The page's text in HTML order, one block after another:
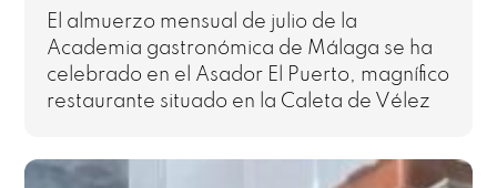
El almuerzo mensual de julio de la
Academia gastronómica de Málaga se ha
celebrado en el Asador El Puerto, magnífico
restaurante situado en la Caleta de Vélez